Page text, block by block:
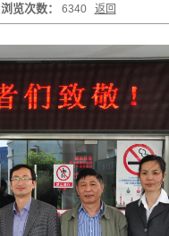
浏览次数： 6340 返回